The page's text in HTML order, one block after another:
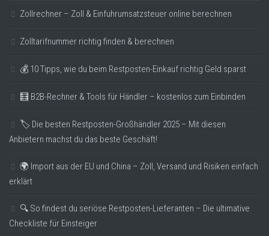
Zollrechner – Zoll & Einfuhrumsatzsteuer online berechnen
Zolltarifnummer richtig finden & berechnen
💰 10 Tipps, wie du beim Restposten-Einkauf richtig Geld sparst
🧮 B2B-Rechner & Tools für Händler – kostenlos zum Einbinden
🏷️ Die besten Restposten-Großhändler 2025 – Mit diesen
Anbietern machst du das beste Geschäft!
🌍 Import aus der EU und China – Zoll, Versand und Risiken einfach
erklärt
🔍 So findest du seriöse Restposten-Lieferanten – Die ultimative
Checkliste für Einsteiger